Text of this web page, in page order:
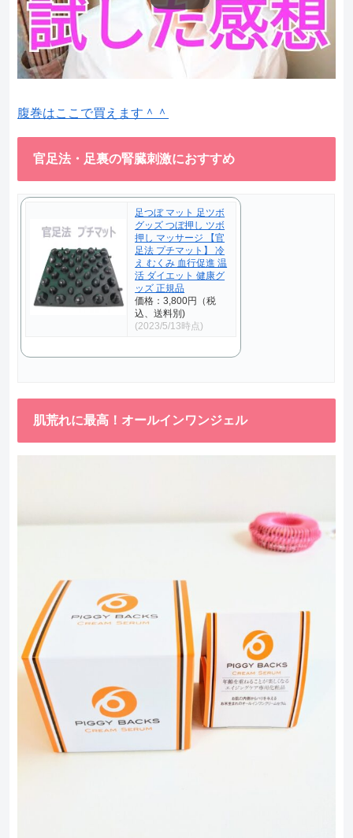
腹巻はここで買えます＾＾
官足法・足裏の腎臓刺激におすすめ
足つぼ マット 足ツボ
グッズ つぼ押し ツボ
押し マッサージ 【官
足法 プチマット】 冷
え むくみ 血行促進 温
活 ダイエット 健康グ
ッズ 正規品
価格：3,800円（税
込、送料別)
(2023/5/13時点)
肌荒れに最高！オールインワンジェル